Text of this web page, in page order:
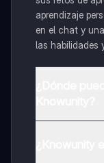
aprendizaje
en el chat y
las habilidades